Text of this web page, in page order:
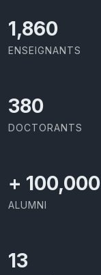
2,086
ENSEIGNANTS
426
DOCTORANTS
+ 100,000
ALUMNI
13